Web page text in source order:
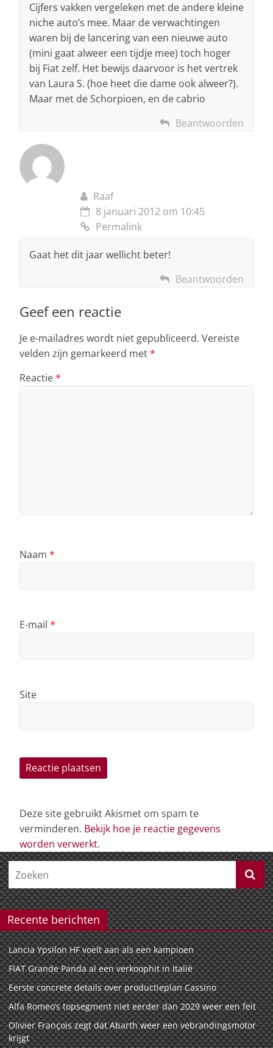
Cijfers vakken vergeleken met de andere kleine
niche auto’s mee. Maar de verwachtingen
waren bij de lancering van een nieuwe auto
(mini gaat alweer een tijdje mee) toch hoger
bij Fiat zelf. Het bewijs daarvoor is het vertrek
van Laura S. (hoe heet die dame ook alweer?).
Maar met de Schorpioen, en de cabrio
Beantwoorden
Raaf
8 januari 2012 om 10:45
Permalink
Gaat het dit jaar wellicht beter!
Beantwoorden
Geef een reactie
Je e-mailadres wordt niet gepubliceerd. Vereiste
velden zijn gemarkeerd met*
Reactie*
Naam *
E-mail *
Site
Deze site gebruikt Akismet om spam te
verminderen. Bekijk hoe je reactie gegevens
worden verwerkt.
Recente berichten
Lancia Ypsilon HF voelt aan als een kampioen
FIAT Grande Panda al een verkoophit in Italië
Eerste concrete details over productieplan Cassino
Alfa Romeo’s topsegment niet eerder dan 2029 weer een feit
Olivier François zegt dat Abarth weer een vebrandingsmotor
krijgt